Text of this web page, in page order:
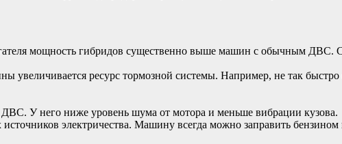
мощность гибридов существенно выше машин с обычным ДВС.
увеличивается ресурс тормозной системы. Например, не так
У него ниже уровень шума от мотора и меньше вибрации кузова.
электричества. Машину всегда можно заправить бензином